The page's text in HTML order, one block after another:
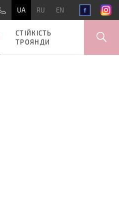
UA RU EN
СТІЙКІСТЬ
ТРОЯНДИ